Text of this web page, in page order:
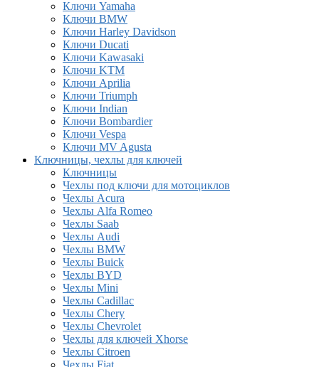
Ключи Yamaha
Ключи BMW
Ключи Harley Davidson
Ключи Ducati
Ключи Kawasaki
Ключи KTM
Ключи Aprilia
Ключи Triumph
Ключи Indian
Ключи Bombardier
Ключи Vespa
Ключи MV Agusta
Ключницы, чехлы для ключей
Ключницы
Чехлы под ключи для мотоциклов
Чехлы Acura
Чехлы Alfa Romeo
Чехлы Saab
Чехлы Audi
Чехлы BMW
Чехлы Buick
Чехлы BYD
Чехлы Mini
Чехлы Cadillac
Чехлы Chery
Чехлы Chevrolet
Чехлы для ключей Xhorse
Чехлы Citroen
Чехлы Fiat